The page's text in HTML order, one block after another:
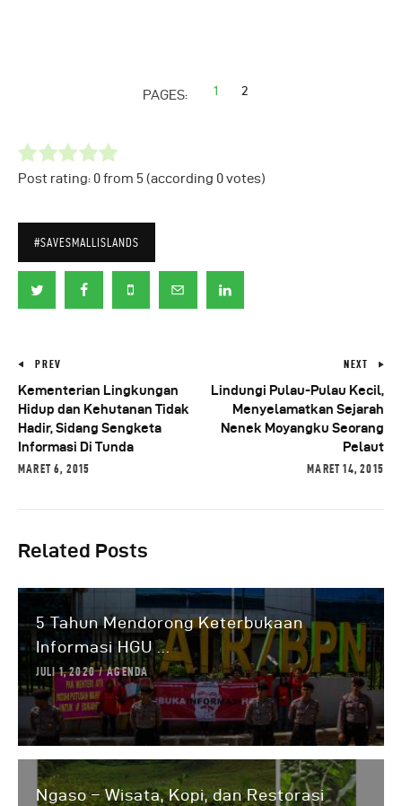
PAGES: 1 2
Post rating: 0from 5(according 0votes)
#SAVESMALLISLANDS
PREV
Kementerian Lingkungan
Hidup dan Kehutanan Tidak
Hadir, Sidang Sengketa
Informasi Di Tunda
MARET 6, 2015
NEXT
Lindungi Pulau-Pulau Kecil,
Menyelamatkan Sejarah
Nenek Moyangku Seorang
Pelaut
MARET 14, 2015
Related Posts
5 Tahun Mendorong Keterbukaan
Informasi HGU ...
JULI 1, 2020 AGENDA
Ngaso – Wisata, Kopi, dan Restorasi